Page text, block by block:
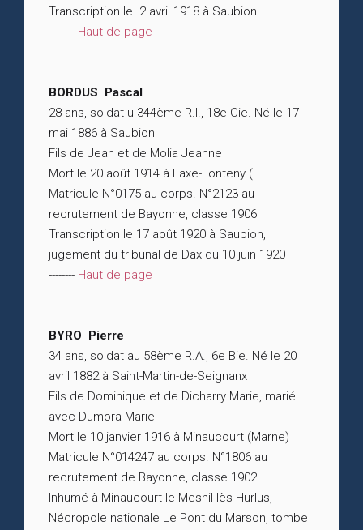
Transcription le 2 avril 1918 à Saubion
-------- Haut de page
BORDUS Pascal
28 ans, soldat u 344ème R.I., 18e Cie. Né le 17
mai 1886 à Saubion
Fils de Jean et de Molia Jeanne
Mort le 20 août 1914 à Faxe-Fonteny (
Matricule N°0175 au corps. N°2123 au
recrutement de Bayonne, classe 1906
Transcription le 17 août 1920 à Saubion,
jugement du tribunal de Dax du 10 juin 1920
-------- Haut de page
BYRO Pierre
34 ans, soldat au 58ème R.A., 6e Bie. Né le 20
avril 1882 à Saint-Martin-de-Seignanx
Fils de Dominique et de Dicharry Marie, marié
avec Dumora Marie
Mort le 10 janvier 1916 à Minaucourt (Marne)
Matricule N°014247 au corps. N°1806 au
recrutement de Bayonne, classe 1902
Inhumé à Minaucourt-le-Mesnil-lès-Hurlus,
Nécropole nationale Le Pont du Marson, tombe